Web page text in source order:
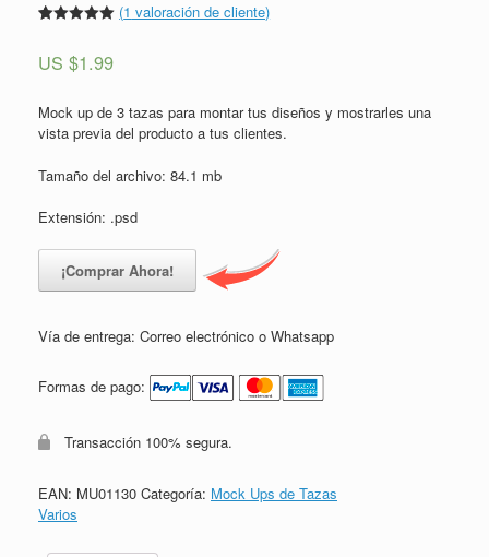
5 basado
de cliente
(1 valoración de cliente)
US $1.99
Mock up de 3 tazas para montar tus diseños y mostrarles una
vista previa del producto a tus clientes.
Tamaño del archivo: 84.1 mb
Extensión: .psd
¡Comprar Ahora!
Vía de entrega: Correo electrónico o Whatsapp
Formas de pago:
Transacción 100% segura.
EAN: MU01130 Categoría: Mock Ups de Tazas
Varios